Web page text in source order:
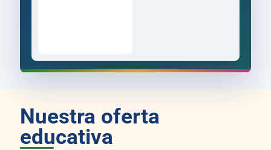
Nuestra oferta
educativa